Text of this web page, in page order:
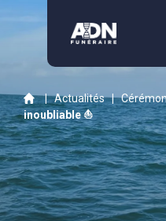
| Actualités |
inoubliable ⛵